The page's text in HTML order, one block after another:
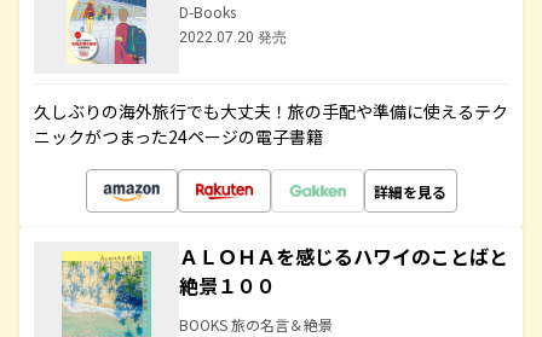
D-Books
2022.07.20 発売
久しぶりの海外旅行でも大丈夫！旅の手配や準備に使えるテク
ニックがつまった24ページの電子書籍
詳細を見る
ＡＬＯＨＡを感じるハワイのことばと
絶景１００
BOOKS 旅の名言＆絶景